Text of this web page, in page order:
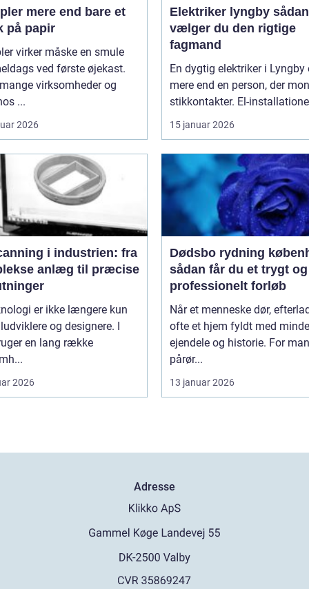
bare et
på papir
virker måske en smule
ved første øjekast.
virksomheder og
...
2026
Elektriker lyngby sådan
vælger du den rigtige
fagmand
En dygtig elektriker i Lyngby
mere end en person, der
stikkontakter. El-
15 januar 2026
i industrien: fra
anlæg til præcise
er ikke længere kun
og designere. I
en lang række
2026
Dødsbo rydning
sådan får du et trygt og
professionelt forløb
Når et menneske dør,
ofte et hjem fyldt med
ejendele og historie. For
pårør...
13 januar 2026
Adresse